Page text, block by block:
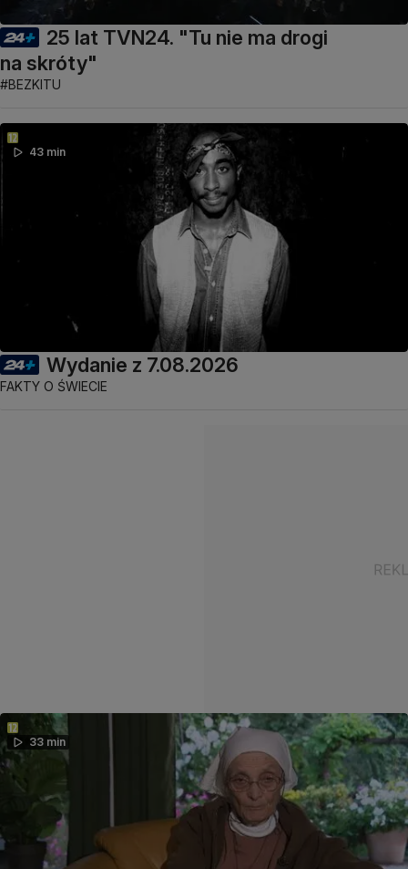
25 lat TVN24. "Tu nie ma drogi
na skróty"
#BEZKITU
43 min
Wydanie z 7.08.2026
FAKTY O ŚWIECIE
33 min